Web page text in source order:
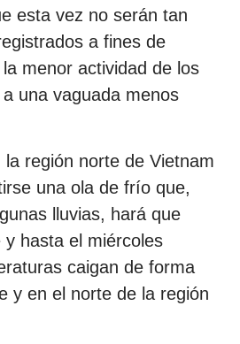
esta vez no serán tan
a fines de
menor actividad de los
una vaguada menos
región norte de Vietnam
una ola de frío que,
lluvias, hará que
hasta el miércoles
caigan de forma
y en el norte de la región